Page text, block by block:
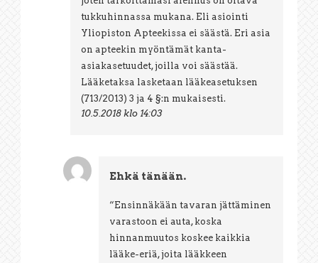
tukkuhinnassa mukana. Eli asiointi
Yliopiston Apteekissa ei säästä. Eri asia
on apteekin myöntämät kanta-
asiakasetuudet, joilla voi säästää.
Lääketaksa lasketaan lääkeasetuksen
(713/2013) 3 ja 4 §:n mukaisesti.
10.5.2018 klo 14:03
Ehkä tänään.
“Ensinnäkään tavaran jättäminen
varastoon ei auta, koska
hinnanmuutos koskee kaikkia
lääke-eriä, joita lääkkeen